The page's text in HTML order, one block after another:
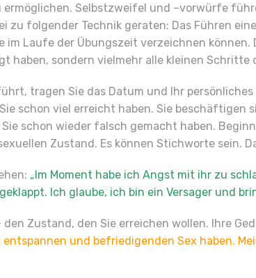
ermöglichen. Selbstzweifel und –vorwürfe
zu folgender Technik geraten: Das Führen
im Laufe der Übungszeit verzeichnen
haben, sondern vielmehr alle kleinen Schritte
tragen Sie das Datum und Ihr
schon viel erreicht haben. Sie
schon wieder falsch gemacht haben.
Zustand. Es können Stichworte sein.
„Im Moment habe ich Angst mit ihr zu
Ich glaube, ich bin ein Versager und
den Zustand, den Sie erreichen wollen. Ihre
und befriedigenden Sex haben.